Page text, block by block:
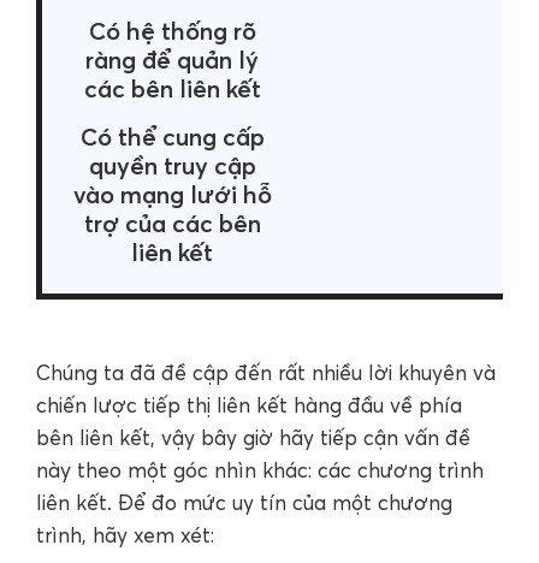
Có hệ thống rõ
ràng để quản lý
các bên liên kết
Có thể cung cấp
quyền truy cập
vào mạng lưới hỗ
trợ của các bên
liên kết
Chúng ta đã đề cập đến rất nhiều lời khuyên và
chiến lược tiếp thị liên kết hàng đầu về phía
bên liên kết, vậy bây giờ hãy tiếp cận vấn đề
này theo một góc nhìn khác: các chương trình
liên kết. Để đo mức uy tín của một chương
trình, hãy xem xét: